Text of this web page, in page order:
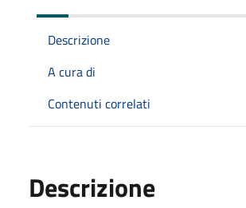
Descrizione
A cura di
Contenuti correlati
Descrizione